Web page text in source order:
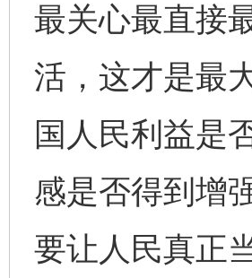
最关心最直接
活，这才是最
国人民利益是
感是否得到增
要让人民真正